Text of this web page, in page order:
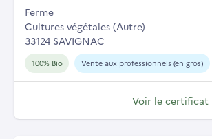
Ferme
Cultures végétales (Autre)
33124 SAVIGNAC
100% Bio Vente aux professionnels (en gros)
Voir le certificat